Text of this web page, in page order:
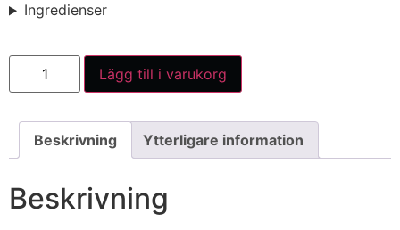
Ingredienser
Lägg till i varukorg
Beskrivning Ytterligare information
Beskrivning